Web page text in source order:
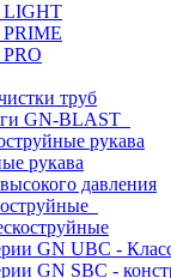
LIGHT
PRIME
труб
GN-BLAST
рукава
рукава
давления
GN UBC -
GN SBC -